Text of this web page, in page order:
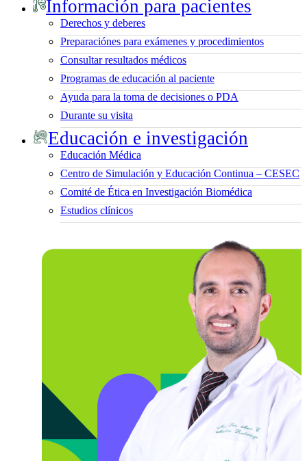
Información para pacientes
Derechos y deberes
Preparaciónes para exámenes y procedimientos
Consultar resultados médicos
Programas de educación al paciente
Ayuda para la toma de decisiones o PDA
Durante su visita
Educación e investigación
Educación Médica
Centro de Simulación y Educación Continua – CESEC
Comité de Ética en Investigación Biomédica
Estudios clínicos